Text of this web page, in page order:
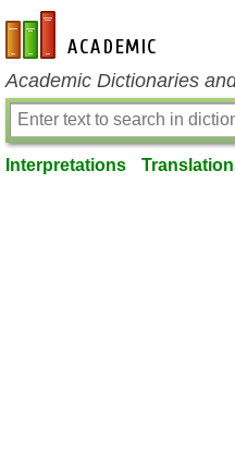
en-academic.com
Academic Dictionaries
Interpretations